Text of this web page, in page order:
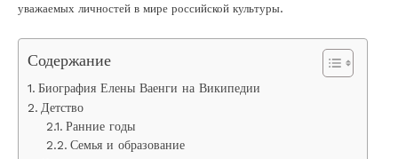
уважаемых личностей в мире российской культуры.
Содержание
Биография Елены Ваенги на Википедии
Детство
Ранние годы
Семья и образование